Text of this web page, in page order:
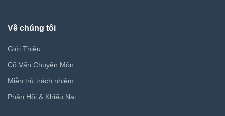
Về chúng tôi
Giới Thiệu
Cố Vấn Chuyên Môn
Miễn trừ trách nhiệm
Phản Hồi & Khiếu Nại